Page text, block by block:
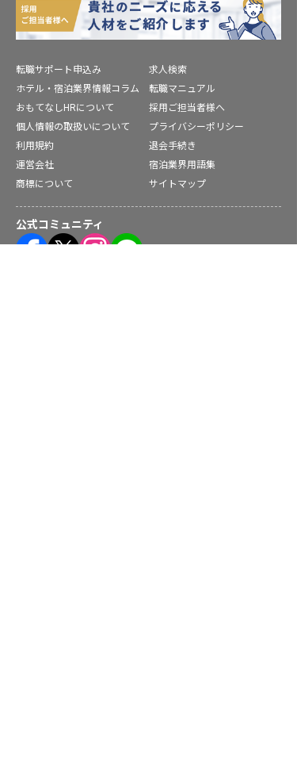
転職サポート申込み
求人検索
ホテル・宿泊業界情報コラム
転職マニュアル
おもてなしHRについて
採用ご担当者様へ
個人情報の取扱いについて
プライバシーポリシー
利用規約
退会手続き
運営会社
宿泊業界用語集
商標について
サイトマップ
公式コミュニティ